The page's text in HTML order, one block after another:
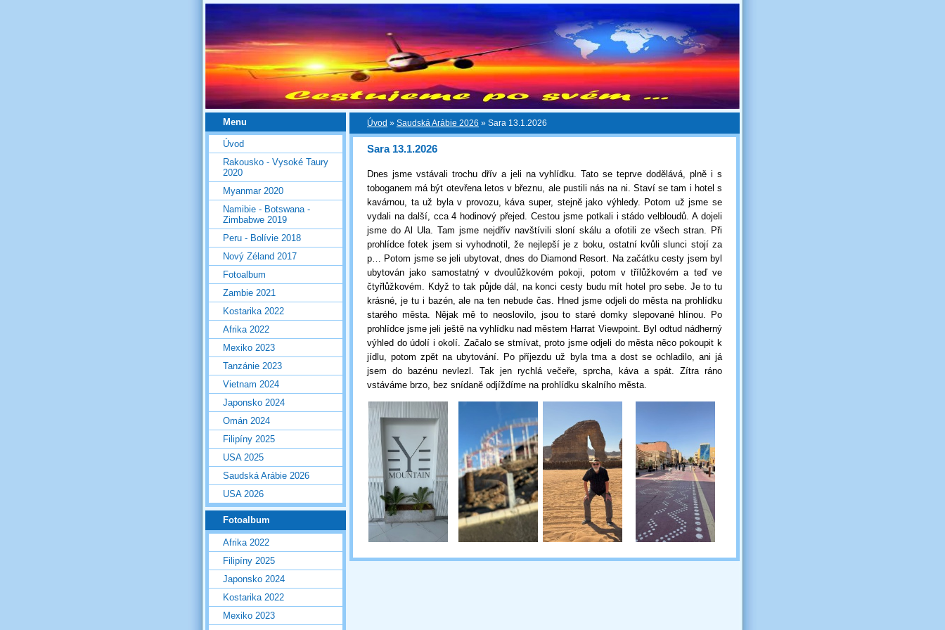
Úvod » Saudská Arábie 2026 » Sara 13.1.2026
Sara 13.1.2026
Dnes jsme vstávali trochu dřív a jeli na vyhlídku. Tato se teprve dodělává, plně i s
toboganem má být otevřena letos v březnu, ale pustili nás na ni. Staví se tam i hotel s
kavárnou, ta už byla v provozu, káva super, stejně jako výhledy. Potom už jsme se
vydali na další, cca 4 hodinový přejed. Cestou jsme potkali i stádo velbloudů. A dojeli
jsme do Al Ula. Tam jsme nejdřív navštívili sloní skálu a ofotili ze všech stran. Při
prohlídce fotek jsem si vyhodnotil, že nejlepší je z boku, ostatní kvůli slunci stojí za
p… Potom jsme se jeli ubytovat, dnes do Diamond Resort. Na začátku cesty jsem byl
ubytován jako samostatný v dvoulůžkovém pokoji, potom v třílůžkovém a teď ve
čtyřlůžkovém. Když to tak půjde dál, na konci cesty budu mít hotel pro sebe. Je to tu
krásné, je tu i bazén, ale na ten nebude čas. Hned jsme odjeli do města na prohlídku
starého města. Nějak mě to neoslovilo, jsou to staré domky slepované hlínou. Po
prohlídce jsme jeli ještě na vyhlídku nad městem Harrat Viewpoint. Byl odtud nádherný
výhled do údolí i okolí. Začalo se stmívat, proto jsme odjeli do města něco pokoupit k
jídlu, potom zpět na ubytování. Po příjezdu už byla tma a dost se ochladilo, ani já
jsem do bazénu nevlezl. Tak jen rychlá večeře, sprcha, káva a spát. Zítra ráno
vstáváme brzo, bez snídaně odjíždíme na prohlídku skalního města.
Menu
Úvod
Rakousko - Vysoké Taury
2020
Myanmar 2020
Namibie - Botswana -
Zimbabwe 2019
Peru - Bolívie 2018
Nový Zéland 2017
Fotoalbum
Zambie 2021
Kostarika 2022
Afrika 2022
Mexiko 2023
Tanzánie 2023
Vietnam 2024
Japonsko 2024
Omán 2024
Filipíny 2025
USA 2025
Saudská Arábie 2026
USA 2026
Fotoalbum
Afrika 2022
Filipíny 2025
Japonsko 2024
Kostarika 2022
Mexiko 2023